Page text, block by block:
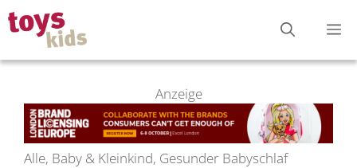
Zum
Inhalt
springen
Anzeige
Alle, Baby & Kleinkind, Gesunder Babyschlaf